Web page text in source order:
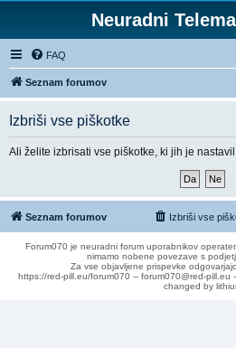
Neuradni
FAQ
Seznam forumov
Izbriši vse piškotke
Ali želite izbrisati vse piškotke, ki jih je
Seznam forumov Izbriši vse
Forum070 je neuradni forum uporabnikov
nimamo nobene povezave s
Za vse objavljene prispevke
https://red-pill.eu/forum070 -- forum070@red-pill.eu
changed by